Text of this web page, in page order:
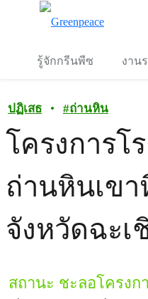
รู้จักกรีนพีซ งาน
ปฏิเสธ • #ถ่านหิน
โครงการโ
ถ่านหินเข
จังหวัดฉะเ
สถานะ ชะลอโครงก